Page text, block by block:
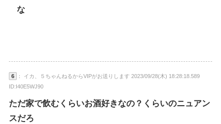
な
6
： イカ、５ちゃんねるからVIPがお送りします 2023/09/28(木) 18:28:18.589
ID:I40E5WJ90
ただ家で飲むくらいお酒好きなの？くらいのニュアン
スだろ